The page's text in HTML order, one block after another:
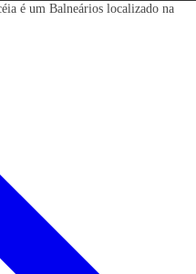
é um Balneários localizado na